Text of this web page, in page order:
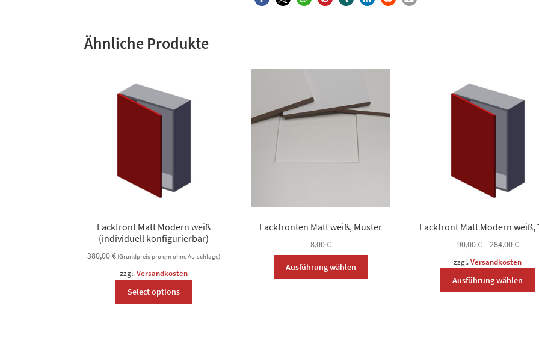
Ähnliche Produkte
Lackfront Matt Modern weiß
(individuell konfigurierbar)
380,00€ (Grundpreis pro qm ohne Aufschläge)
zzgl.Versandkosten
Select options
Lackfronten Matt weiß, Muster
8,00€
Ausführung wählen
Lackfront Matt Modern weiß,
90,00€– 284,00€
zzgl.Versandkosten
Ausführung wählen